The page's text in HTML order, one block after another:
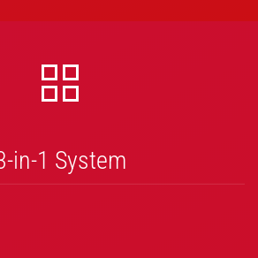
in-1 System